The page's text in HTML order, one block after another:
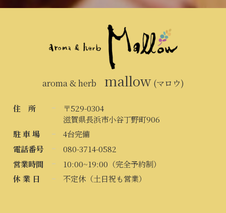
aroma & herb mallow(マロウ)
住 所
〒529-0304
滋賀県長浜市小谷丁野町906
駐 車 場
4台完備
電話番号
080-3714-0582
営業時間
10:00~19:00（完全予約制）
休 業 日
不定休（土日祝も営業）